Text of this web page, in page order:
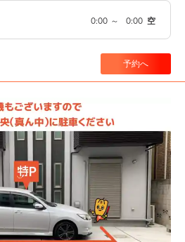
0:00 ～ 0:00 空
予約へ